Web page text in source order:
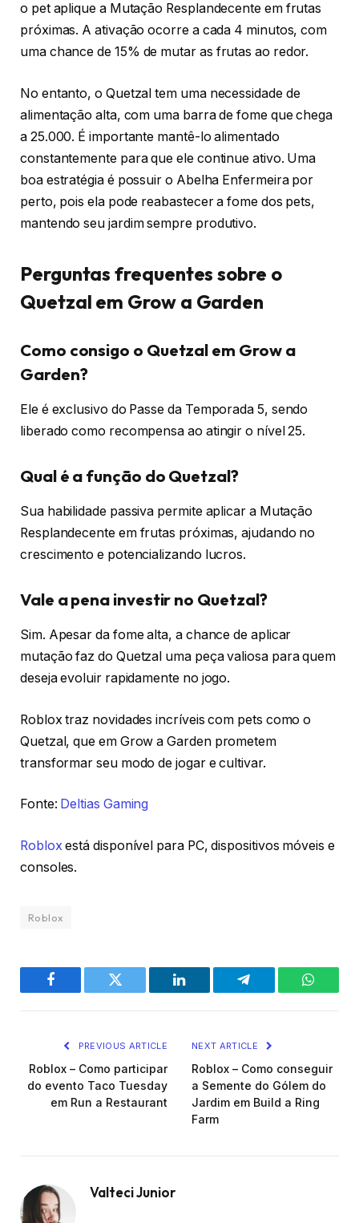
o pet aplique a Mutação Resplandecente em frutas
próximas. A ativação ocorre a cada 4 minutos, com
uma chance de 15% de mutar as frutas ao redor.
No entanto, o Quetzal tem uma necessidade de
alimentação alta, com uma barra de fome que chega
a 25.000. É importante mantê-lo alimentado
constantemente para que ele continue ativo. Uma
boa estratégia é possuir o Abelha Enfermeira por
perto, pois ela pode reabastecer a fome dos pets,
mantendo seu jardim sempre produtivo.
Perguntas frequentes sobre o
Quetzal em Grow a Garden
Como consigo o Quetzal em Grow a
Garden?
Ele é exclusivo do Passe da Temporada 5, sendo
liberado como recompensa ao atingir o nível 25.
Qual é a função do Quetzal?
Sua habilidade passiva permite aplicar a Mutação
Resplandecente em frutas próximas, ajudando no
crescimento e potencializando lucros.
Vale a pena investir no Quetzal?
Sim. Apesar da fome alta, a chance de aplicar
mutação faz do Quetzal uma peça valiosa para quem
deseja evoluir rapidamente no jogo.
Roblox traz novidades incríveis com pets como o
Quetzal, que em Grow a Garden prometem
transformar seu modo de jogar e cultivar.
Fonte: Deltias Gaming
Roblox está disponível para PC, dispositivos móveis e
consoles.
Roblox
Facebook Twitter LinkedIn Telegram
PREVIOUS ARTICLE
Roblox – Como participar
do evento Taco Tuesday
em Run a Restaurant
NEXT ARTICLE
Roblox – Como conseguir
a Semente do Gólem do
Jardim em Build a Ring
Farm
Valteci Junior